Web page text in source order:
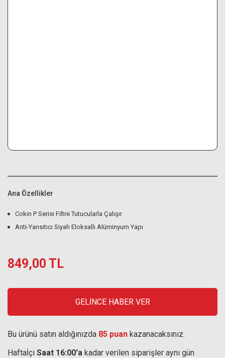
Ana Özellikler
Cokin P Serisi Filtre Tutucularla Çalışır
Anti-Yansıtıcı Siyah Eloksallı Alüminyum Yapı
849,00 TL
GELİNCE HABER VER
Bu ürünü satın aldığınızda 85 puan kazanacaksınız.
Haftaİçi Saat 16:00'a kadar verilen siparişler aynı gün